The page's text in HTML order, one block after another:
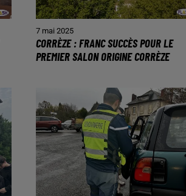
7 mai 2025
CORRÈZE : FRANC SUCCÈS POUR LE
PREMIER SALON ORIGINE CORRÈZE